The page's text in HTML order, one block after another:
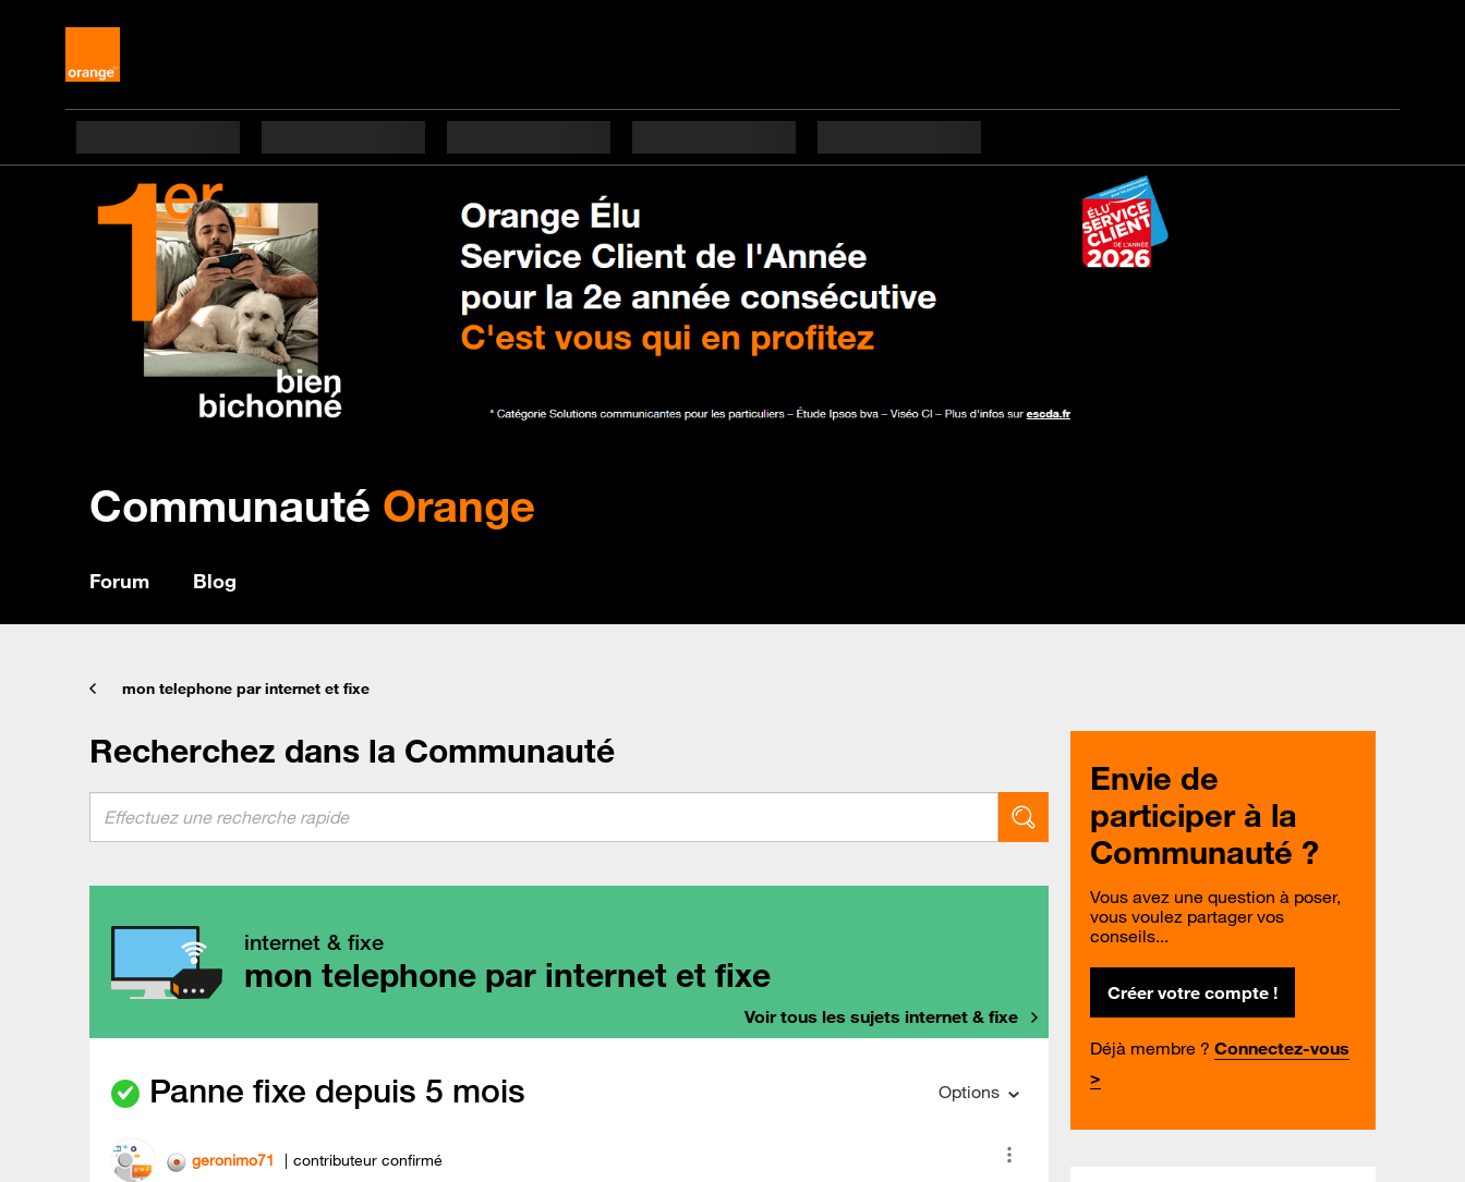
Communauté Orange
Forum Blog
mon telephone par internet et fixe
Recherchez dans la Communauté
internet & fixe
mon telephone par internet et fixe
Voir tous les sujets internet & fixe
Panne fixe depuis 5 mois Options
geronimo71 contributeur confirmé
Envie de
participer à la
Communauté ?
Vous avez une question à poser,
vous voulez partager vos
conseils...
Créer votre compte !
Déjà membre ? Connectez-vous
>